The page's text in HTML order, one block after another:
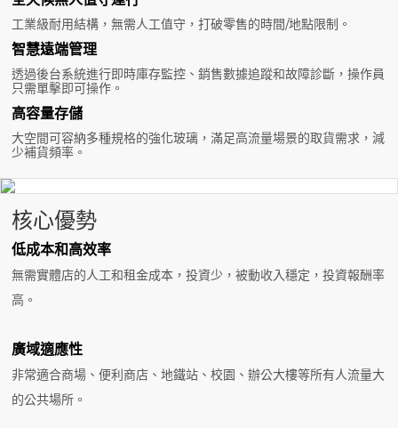
工業級耐用結構，無需人工值守，打破零售的時間/地點限制。
智慧遠端管理
透過後台系統進行即時庫存監控、銷售數據追蹤和故障診斷，操作員
只需單擊即可操作。
高容量存儲
大空間可容納多種規格的強化玻璃，滿足高流量場景的取貨需求，減
少補貨頻率。
核心優勢
低成本和高效率
無需實體店的人工和租金成本，投資少，被動收入穩定，投資報酬率
高。
廣域適應性
非常適合商場、便利商店、地鐵站、校園、辦公大樓等所有人流量大
的公共場所。